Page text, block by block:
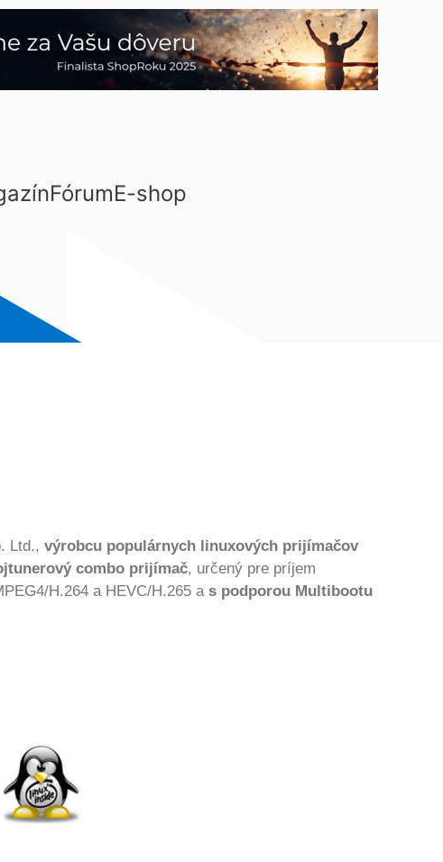
FórumE-shop
Ltd., výrobcu populárnych linuxových prijímačov
combo prijímač, určený pre príjem
H.264 a HEVC/H.265 a s podporou Multibootu